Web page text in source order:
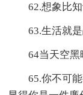
62.想象比知
63.生活就是
64当天空黑暗
65.你不可能